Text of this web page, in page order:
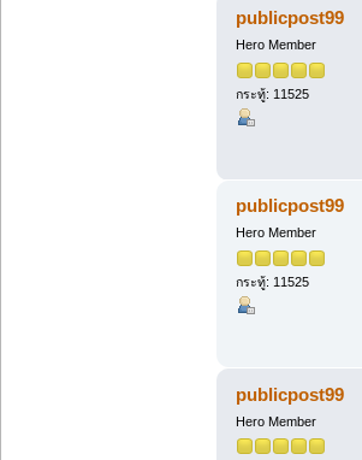
publicpost99
Hero Member
กระทู้: 11525
publicpost99
Hero Member
กระทู้: 11525
publicpost99
Hero Member